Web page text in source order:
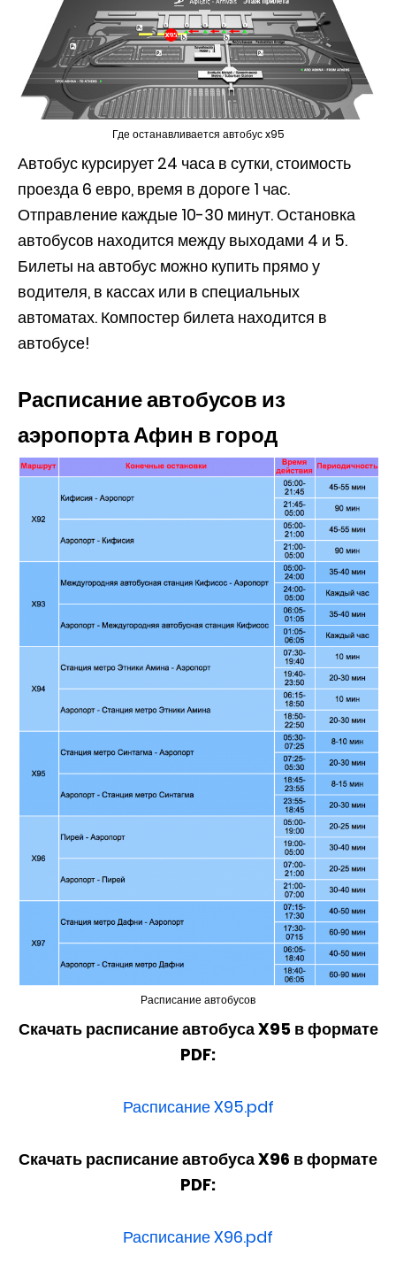
Где останавливается автобус x95
Автобус курсирует 24 часа в сутки, стоимость
проезда 6 евро, время в дороге 1 час.
Отправление каждые 10-30 минут. Остановка
автобусов находится между выходами 4 и 5.
Билеты на автобус можно купить прямо у
водителя, в кассах или в специальных
автоматах. Компостер билета находится в
автобусе!
Расписание автобусов из
аэропорта Афин в город
Расписание автобусов
Скачать расписание автобуса X95 в формате
PDF:
Расписание X95.pdf
Скачать расписание автобуса X96 в формате
PDF:
Расписание X96.pdf